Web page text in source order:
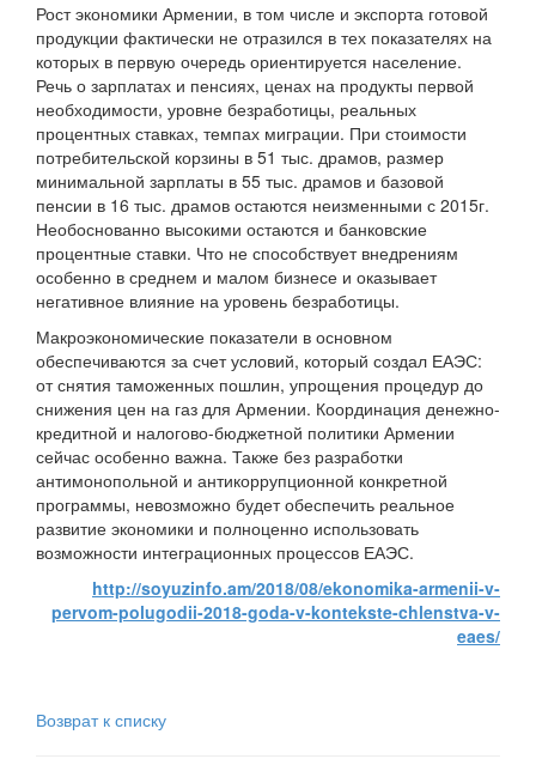
Рост экономики Армении, в том числе и экспорта готовой
продукции фактически не отразился в тех показателях на
которых в первую очередь ориентируется население.
Речь о зарплатах и пенсиях, ценах на продукты первой
необходимости, уровне безработицы, реальных
процентных ставках, темпах миграции. При стоимости
потребительской корзины в 51 тыс. драмов, размер
минимальной зарплаты в 55 тыс. драмов и базовой
пенсии в 16 тыс. драмов остаются неизменными с 2015г.
Необоснованно высокими остаются и банковские
процентные ставки. Что не способствует внедрениям
особенно в среднем и малом бизнесе и оказывает
негативное влияние на уровень безработицы.
Макроэкономические показатели в основном
обеспечиваются за счет условий, который создал ЕАЭС:
от снятия таможенных пошлин, упрощения процедур до
снижения цен на газ для Армении. Координация денежно-
кредитной и налогово-бюджетной политики Армении
сейчас особенно важна. Также без разработки
антимонопольной и антикоррупционной конкретной
программы, невозможно будет обеспечить реальное
развитие экономики и полноценно использовать
возможности интеграционных процессов ЕАЭС.
http://soyuzinfo.am/2018/08/ekonomika-armenii-v-
pervom-polugodii-2018-goda-v-kontekste-chlenstva-v-
eaes/
Возврат к списку